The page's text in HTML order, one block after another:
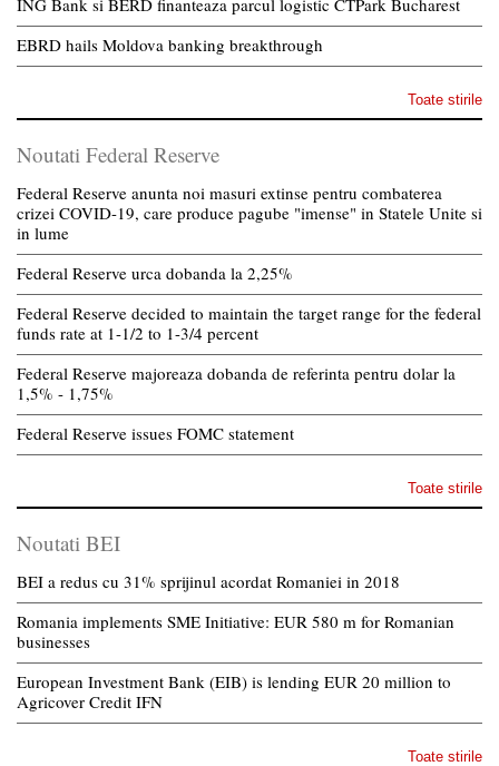
EBRD hails Moldova banking breakthrough
Toate stirile
Noutati Federal Reserve
Federal Reserve anunta noi masuri extinse pentru combaterea
crizei COVID-19, care produce pagube "imense" in Statele Unite si
in lume
Federal Reserve urca dobanda la 2,25%
Federal Reserve decided to maintain the target range for the federal
funds rate at 1-1/2 to 1-3/4 percent
Federal Reserve majoreaza dobanda de referinta pentru dolar la
1,5% - 1,75%
Federal Reserve issues FOMC statement
Toate stirile
Noutati BEI
BEI a redus cu 31% sprijinul acordat Romaniei in 2018
Romania implements SME Initiative: EUR 580 m for Romanian
businesses
European Investment Bank (EIB) is lending EUR 20 million to
Agricover Credit IFN
Toate stirile